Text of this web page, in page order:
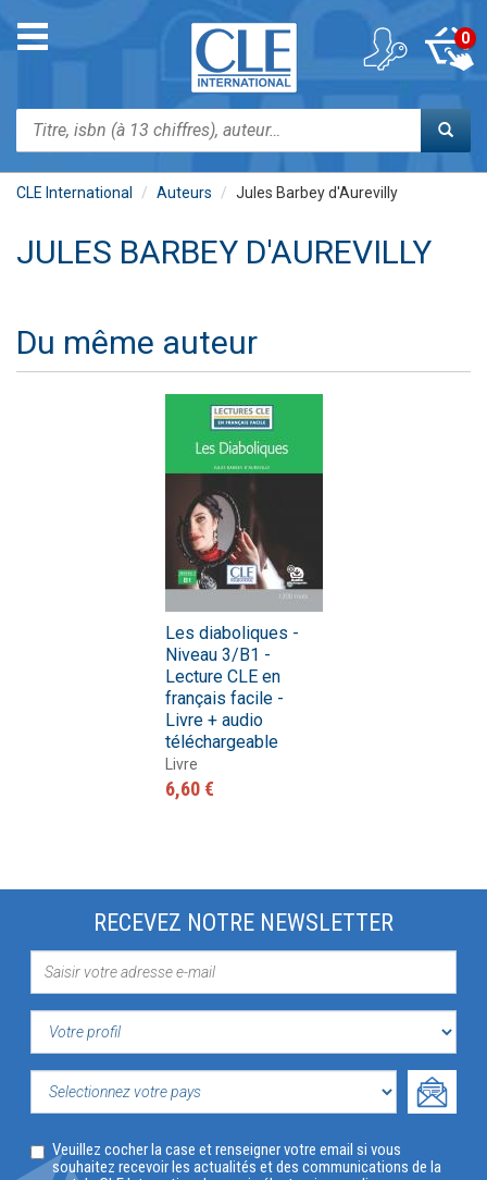
contenu
Toggle
navigation
Rechercher
0
CLE International Auteurs Jules Barbey d'Aurevilly
JULES BARBEY D'AUREVILLY
Du même auteur
Les diaboliques -
Niveau 3/B1 -
Lecture CLE en
français facile -
Livre + audio
téléchargeable
Livre
6,60 €
RECEVEZ NOTRE NEWSLETTER
VOTRE
PROFIL
VOTRE
Veuillez cocher la case et renseigner votre email si vous
souhaitez recevoir les actualités et des communications de la